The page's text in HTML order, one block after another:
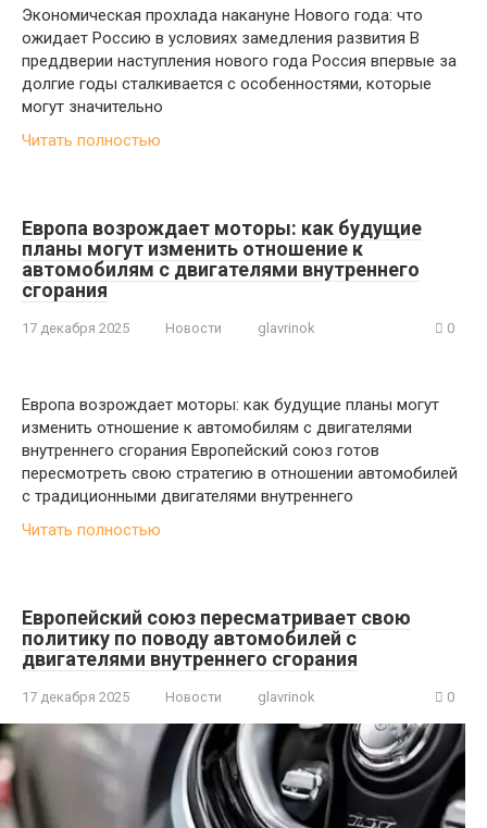
Экономическая прохлада накануне Нового года: что
ожидает Россию в условиях замедления развития В
преддверии наступления нового года Россия впервые за
долгие годы сталкивается с особенностями, которые
могут значительно
Читать полностью
Европа возрождает моторы: как будущие
планы могут изменить отношение к
автомобилям с двигателями внутреннего
сгорания
17 декабря 2025 Новости glavrinok 0
Европа возрождает моторы: как будущие планы могут
изменить отношение к автомобилям с двигателями
внутреннего сгорания Европейский союз готов
пересмотреть свою стратегию в отношении автомобилей
с традиционными двигателями внутреннего
Читать полностью
Европейский союз пересматривает свою
политику по поводу автомобилей с
двигателями внутреннего сгорания
17 декабря 2025 Новости glavrinok 0